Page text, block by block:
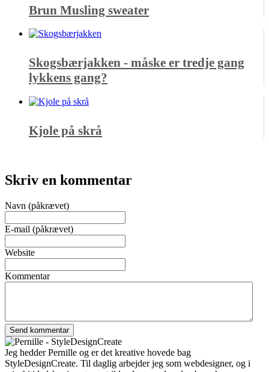
Brun Musling sweater
Skogsbærjakken - måske er tredje gang
lykkens gang?
Kjole på skrå
Skriv en kommentar
Navn (påkrævet)
E-mail (påkrævet)
Website
Kommentar
Jeg hedder Pernille og er det kreative hovede bag
StyleDesignCreate. Til daglig arbejder jeg som webdesigner, og i